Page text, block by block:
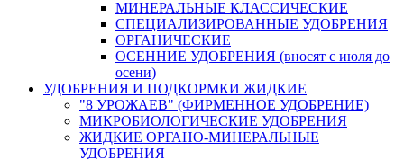
МИНЕРАЛЬНЫЕ КЛАССИЧЕСКИЕ
СПЕЦИАЛИЗИРОВАННЫЕ УДОБРЕНИЯ
ОРГАНИЧЕСКИЕ
ОСЕННИЕ УДОБРЕНИЯ (вносят с июля до
осени)
УДОБРЕНИЯ И ПОДКОРМКИ ЖИДКИЕ
"8 УРОЖАЕВ" (ФИРМЕННОЕ УДОБРЕНИЕ)
МИКРОБИОЛОГИЧЕСКИЕ УДОБРЕНИЯ
ЖИДКИЕ ОРГАНО-МИНЕРАЛЬНЫЕ
УДОБРЕНИЯ